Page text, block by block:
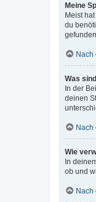
Meine
Meist
du
Nach
Was
In der
deinen
Nach
Wie
In
ob und
Nach